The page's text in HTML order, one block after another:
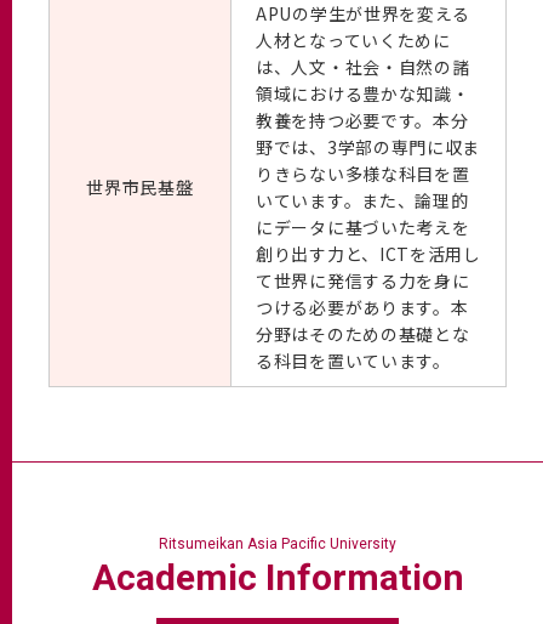
世界市民基盤
APUの学生が世界を変える
人材となっていくために
は、人文・社会・自然の諸
領域における豊かな知識・
教養を持つ必要です。本分
野では、3学部の専門に収ま
りきらない多様な科目を置
いています。また、論理的
にデータに基づいた考えを
創り出す力と、ICTを活用し
て世界に発信する力を身に
つける必要があります。本
分野はそのための基礎とな
る科目を置いています。
Ritsumeikan Asia Pacific University
Academic Information